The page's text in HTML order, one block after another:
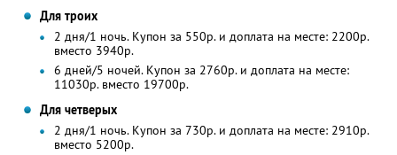
Для троих
2 дня/1 ночь. Купон за 550р. и доплата на месте: 2200р.
вместо 3940р.
6 дней/5 ночей. Купон за 2760р. и доплата на месте:
11030р. вместо 19700р.
Для четверых
2 дня/1 ночь. Купон за 730р. и доплата на месте: 2910р.
вместо 5200р.